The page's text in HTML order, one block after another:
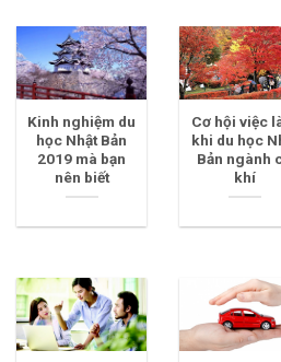
Kinh nghiệm du
học Nhật Bản
2019 mà bạn
nên biết
Cơ hội việc
khi du học
Bản ngành
khí